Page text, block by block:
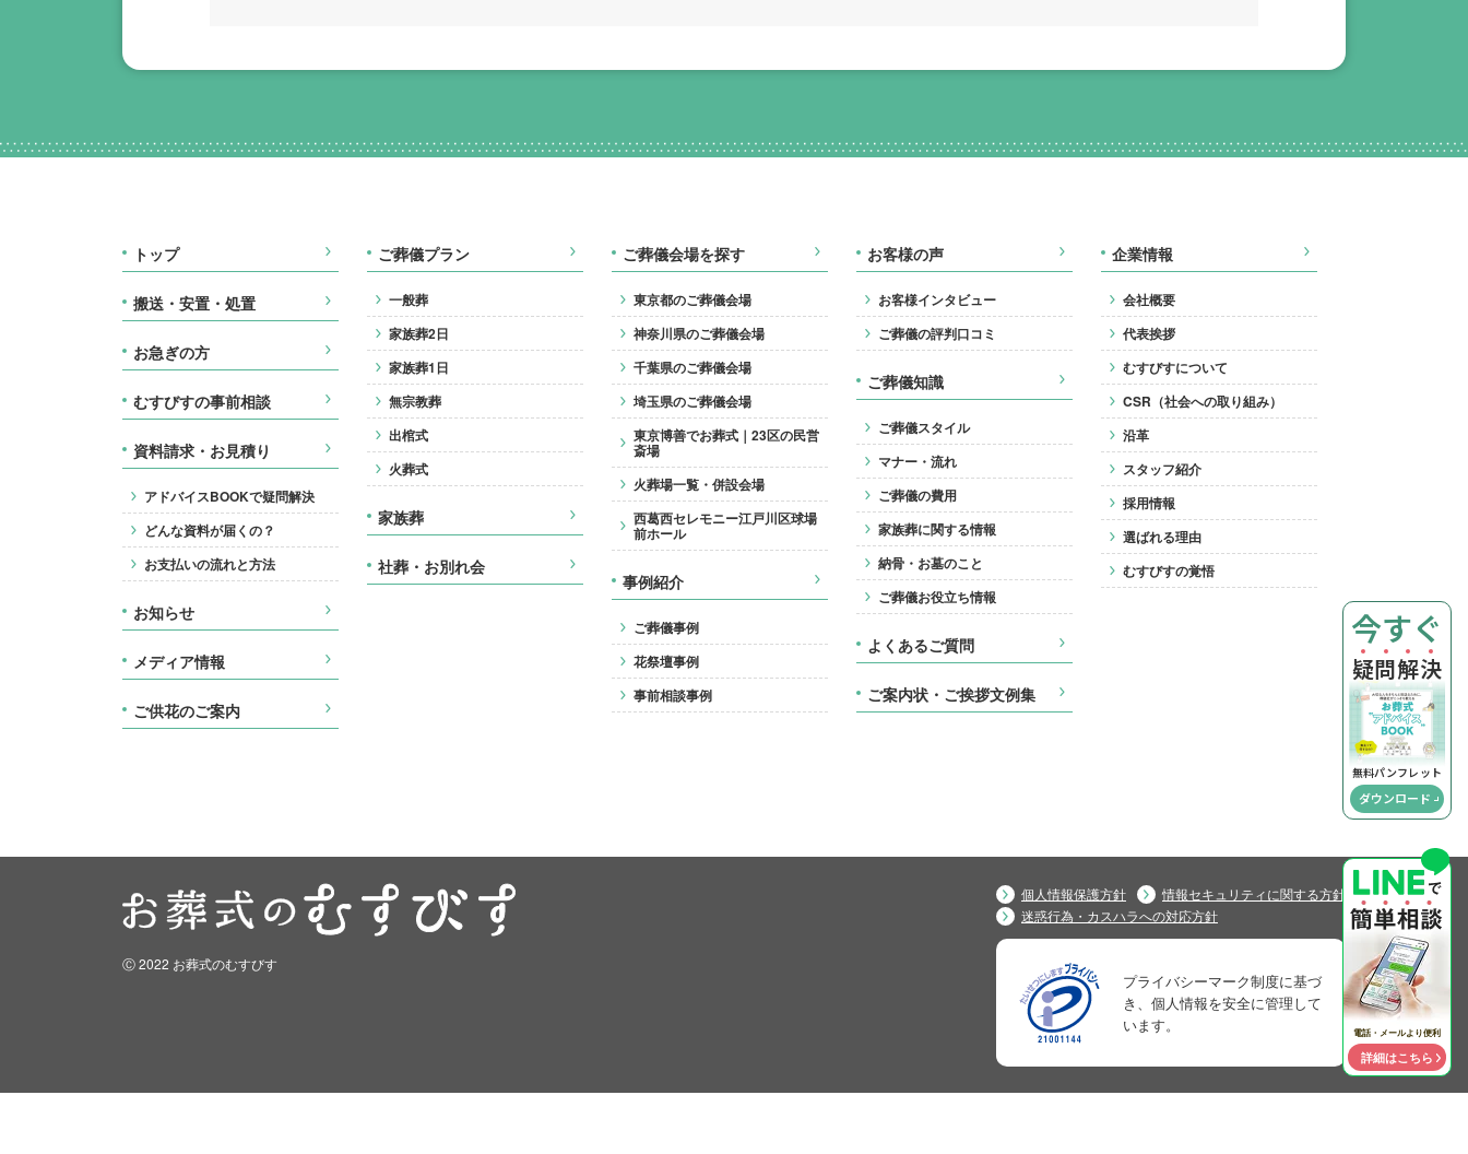
トップ
搬送・安置・処置
お急ぎの方
むすびすの事前相談
資料請求・お見積り
アドバイスBOOKで疑問解決
どんな資料が届くの？
お支払いの流れと方法
お知らせ
メディア情報
ご供花のご案内
ご葬儀プラン
一般葬
家族葬2日
家族葬1日
無宗教葬
出棺式
火葬式
家族葬
社葬・お別れ会
ご葬儀会場を探す
東京都のご葬儀会場
神奈川県のご葬儀会場
千葉県のご葬儀会場
埼玉県のご葬儀会場
東京博善でお葬式｜23区の民営
斎場
火葬場一覧・併設会場
西葛西セレモニー江戸川区球場
前ホール
事例紹介
ご葬儀事例
花祭壇事例
事前相談事例
お客様の声
お客様インタビュー
ご葬儀の評判口コミ
ご葬儀知識
ご葬儀スタイル
マナー・流れ
ご葬儀の費用
家族葬に関する情報
納骨・お墓のこと
ご葬儀お役立ち情報
よくあるご質問
ご案内状・ご挨拶文例集
企業情報
会社概要
代表挨拶
むすびすについて
CSR（社会への取り組み）
沿革
スタッフ紹介
採用情報
選ばれる理由
むすびすの覚悟
Ⓒ 2022 お葬式のむすびす
個人情報保護方針
情報セキュリティに関する方針
迷惑行為・カスハラへの対応方針
プライバシーマーク制度に基づ
き、個人情報を安全に管理して
います。
今すぐ
疑問解決
無料パンフレット
ダウンロード
電話・メールより便利
詳細はこちら